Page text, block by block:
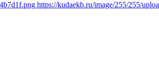
https://kudaekb.ru/image/255/255/